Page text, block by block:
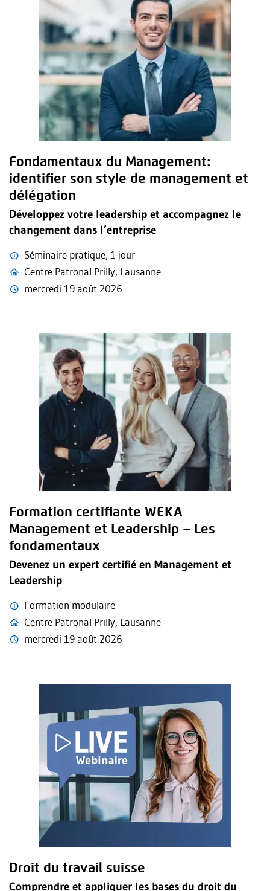
Fondamentaux du Management:
identifier son style de management et
délégation
Développez votre leadership et accompagnez le
changement dans l’entreprise
Séminaire pratique, 1 jour
Centre Patronal Prilly, Lausanne
mercredi 19 août 2026
Formation certifiante WEKA
Management et Leadership – Les
fondamentaux
Devenez un expert certifié en Management et
Leadership
Formation modulaire
Centre Patronal Prilly, Lausanne
mercredi 19 août 2026
Droit du travail suisse
Comprendre et appliquer les bases du droit du